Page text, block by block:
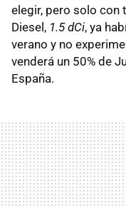
elegir, pero solo con
Diesel, 1.5 dCi, ya
verano y no
venderá un 50% de
España.